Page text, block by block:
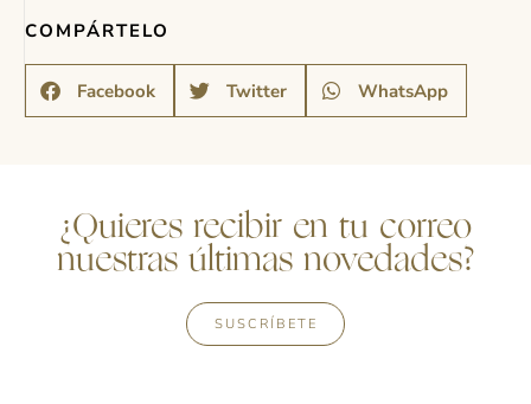
COMPÁRTELO
Facebook Twitter WhatsApp
¿Quieres recibir en tu correo
nuestras últimas novedades?
SUSCRÍBETE